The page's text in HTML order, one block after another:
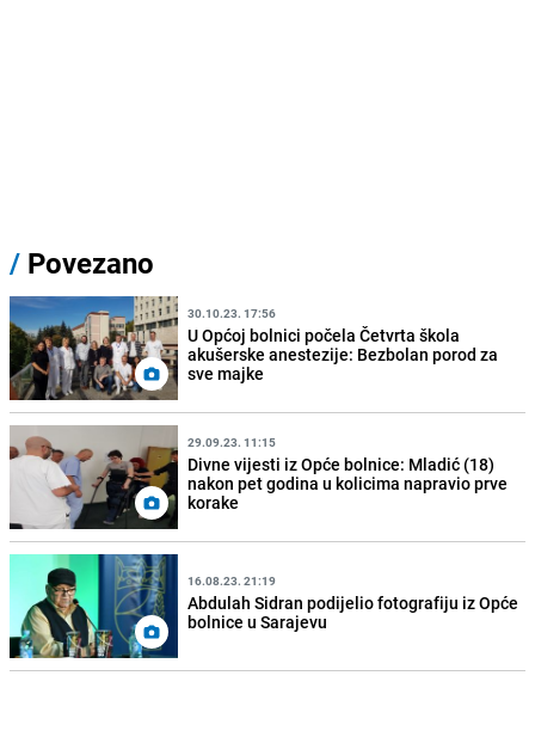
/ Povezano
30.10.23. 17:56
U Općoj bolnici počela Četvrta škola
akušerske anestezije: Bezbolan porod za
sve majke
29.09.23. 11:15
Divne vijesti iz Opće bolnice: Mladić (18)
nakon pet godina u kolicima napravio prve
korake
16.08.23. 21:19
Abdulah Sidran podijelio fotografiju iz Opće
bolnice u Sarajevu